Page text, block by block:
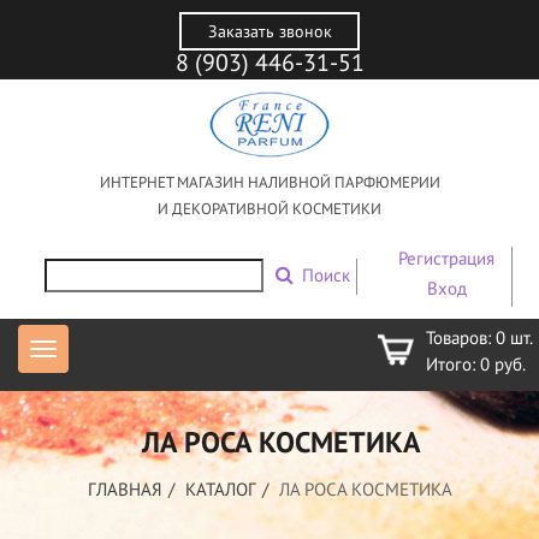
Заказать звонок
8 (903) 446-31-51
ИНТЕРНЕТ МАГАЗИН НАЛИВНОЙ ПАРФЮМЕРИИ
И ДЕКОРАТИВНОЙ КОСМЕТИКИ
Поиск
Регистрация
Вход
Товаров: 0 шт.
Итого: 0 руб.
ЛА РОСА КОСМЕТИКА
ГЛАВНАЯ КАТАЛОГ ЛА РОСА КОСМЕТИКА